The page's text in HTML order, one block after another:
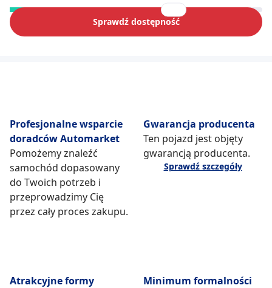
Sprawdź dostępność
Profesjonalne wsparcie
doradców Automarket
Pomożemy znaleźć
samochód dopasowany
do Twoich potrzeb i
przeprowadzimy Cię
przez cały proces zakupu.
Gwarancja producenta
Ten pojazd jest objęty
gwarancją producenta.
Sprawdź szczegóły
Atrakcyjne formy
Minimum formalności